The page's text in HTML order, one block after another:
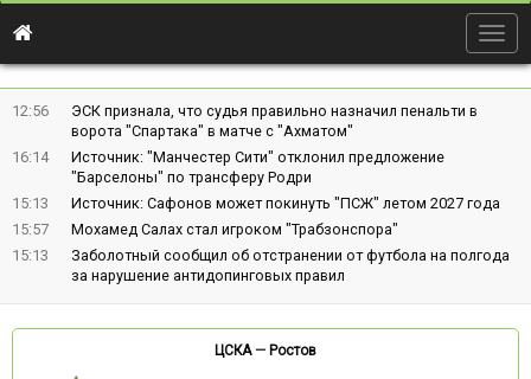
12:56
ЭСК признала, что судья правильно назначил пенальти в
ворота "Спартака" в матче с "Ахматом"
16:14
Источник: "Манчестер Сити" отклонил предложение
"Барселоны" по трансферу Родри
15:13
Источник: Сафонов может покинуть "ПСЖ" летом 2027 года
15:57
Мохамед Салах стал игроком "Трабзонспора"
15:13
Заболотный сообщил об отстранении от футбола на полгода
за нарушение антидопинговых правил
ЦСКА— Ростов